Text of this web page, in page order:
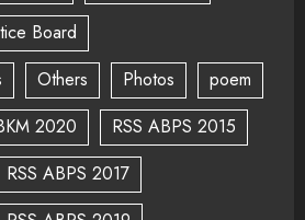
Board
Others Photos
poem
2020
RSS ABPS 2015
RSS ABPS 2017